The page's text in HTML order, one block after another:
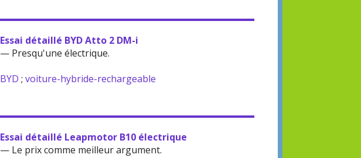
Essai détaillé BYD Atto 2 DM-i
— Presqu'une électrique.
BYD ;voiture-hybride-rechargeable
Essai détaillé Leapmotor B10 électrique
— Le prix comme meilleur argument.